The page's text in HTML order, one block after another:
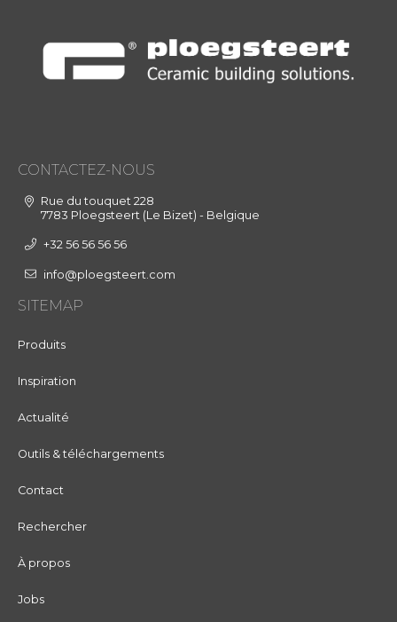
CONTACTEZ-NOUS
Rue du touquet 228
7783 Ploegsteert (Le Bizet) - Belgique
+32 56 56 56 56
info@ploegsteert.com
SITEMAP
Produits
Inspiration
Actualité
Outils & téléchargements
Contact
Rechercher
À propos
Jobs